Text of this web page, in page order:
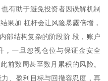
有助于避免投资者因误解机制
果加 杠杆会让风险暴露倍增，
部结构复杂的阶段阶 段，账户
，一旦忽视仓位与保证金安全
前数周甚至数月累积的风险。
、盈利目标与回撤容忍度，再